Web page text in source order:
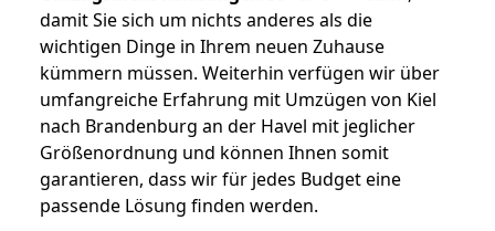
damit Sie sich um nichts anderes als die
wichtigen Dinge in Ihrem neuen Zuhause
kümmern müssen. Weiterhin verfügen wir über
umfangreiche Erfahrung mit Umzügen von Kiel
nach Brandenburg an der Havel mit jeglicher
Größenordnung und können Ihnen somit
garantieren, dass wir für jedes Budget eine
passende Lösung finden werden.